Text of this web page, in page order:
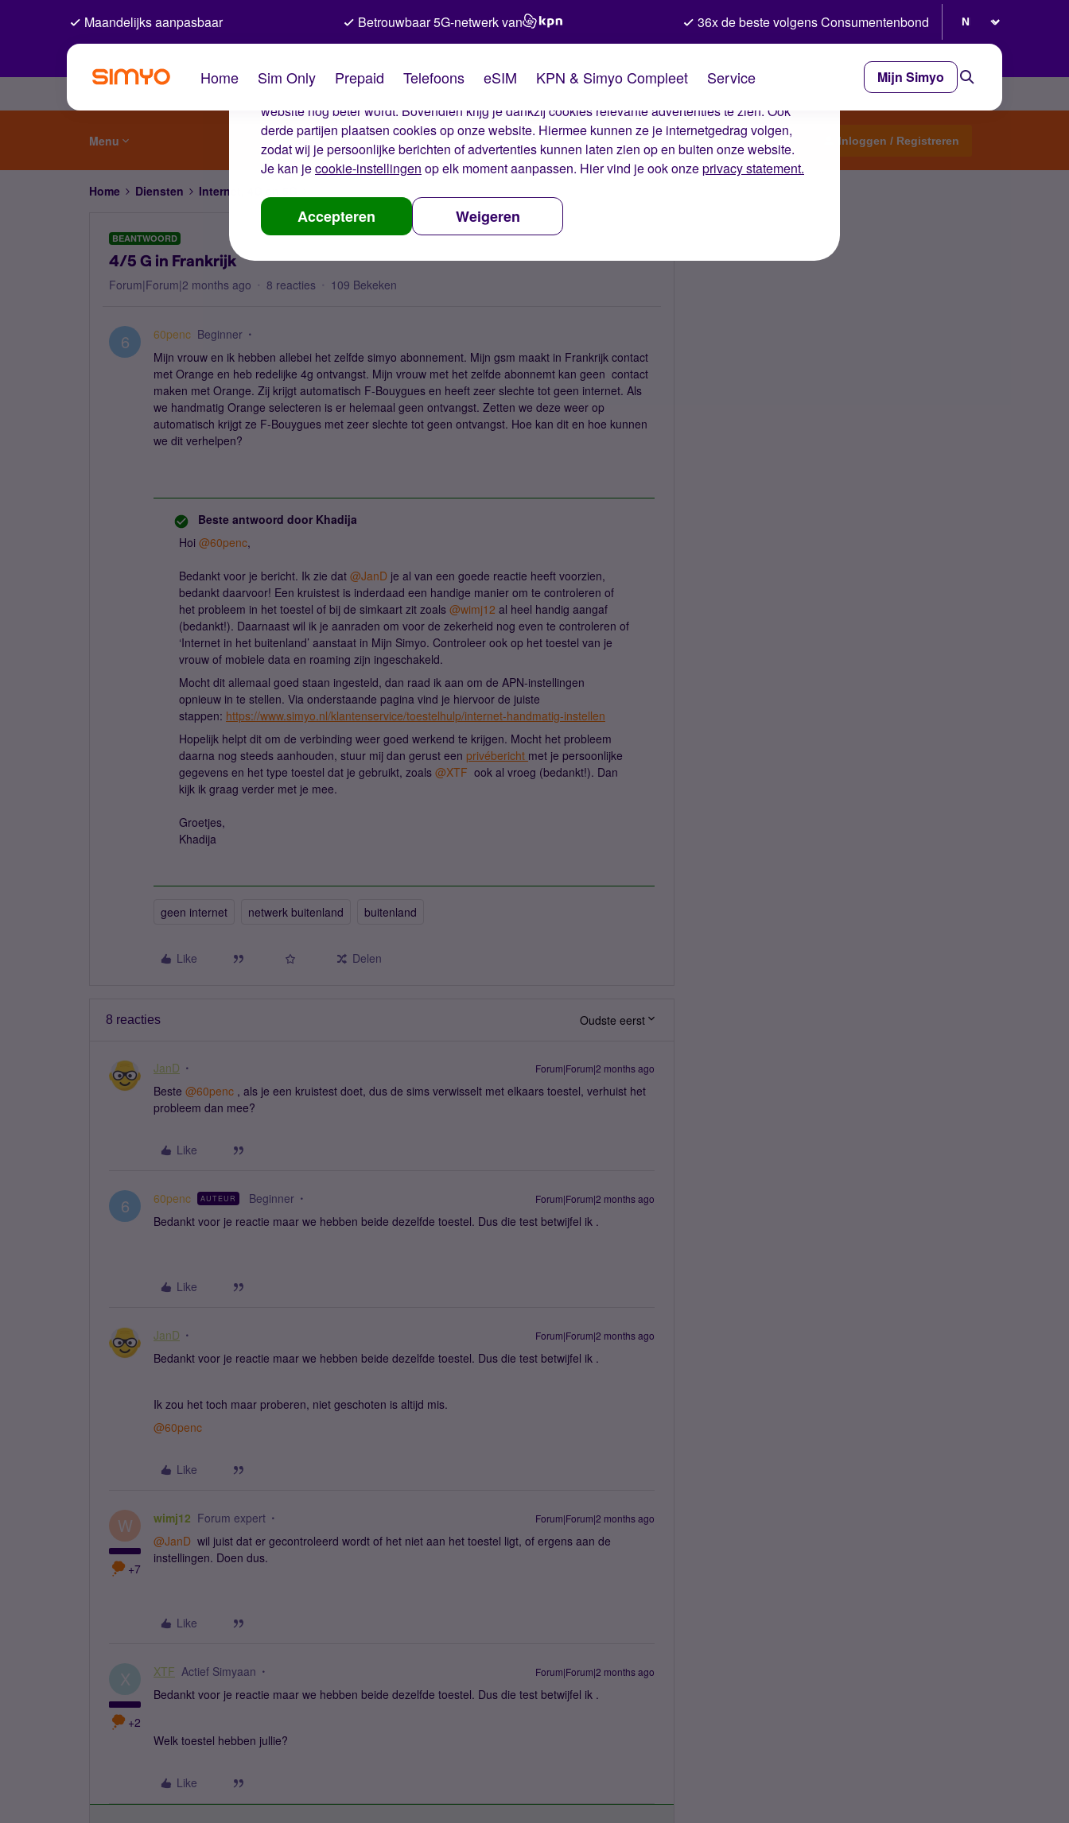
De cookies van Simyo
Wij gebruiken cookies op onze website. Met deze cookies zorgen wij ervoor dat je ervaring op de
website nog beter wordt. Bovendien krijg je dankzij cookies relevante advertenties te zien. Ook
derde partijen plaatsen cookies op onze website. Hiermee kunnen ze je internetgedrag volgen,
zodat wij je persoonlijke berichten of advertenties kunnen laten zien op en buiten onze website.
Je kan jecookie-instellingen op elk moment aanpassen. Hier vind je ook onzeprivacy statement.
Accepteren Weigeren
Maandelijks aanpasbaar Betrouwbaar 5G-netwerk van 36x de beste volgens Consumentenbond
Home Sim Only Prepaid Telefoons eSIM KPN & Simyo Compleet Service Mijn Simyo
Menu Start een topic Inloggen / Registreren
Home Diensten Internet, 4G en 5G
BEANTWOORD
4/5 G in Frankrijk
Forum|Forum|2 months ago 8 reacties 109 Bekeken
6 60penc Beginner
Mijn vrouw en ik hebben allebei het zelfde simyo abonnement. Mijn gsm maakt in Frankrijk contact
met Orange en heb redelijke 4g ontvangst. Mijn vrouw met het zelfde abonnemt kan geen contact
maken met Orange. Zij krijgt automatisch F-Bouygues en heeft zeer slechte tot geen internet. Als
we handmatig Orange selecteren is er helemaal geen ontvangst. Zetten we deze weer op
automatisch krijgt ze F-Bouygues met zeer slechte tot geen ontvangst. Hoe kan dit en hoe kunnen
we dit verhelpen?
Beste antwoord door Khadija
Hoi ​ @60penc,
Bedankt voor je bericht. Ik zie dat ​ @JanD je al van een goede reactie heeft voorzien,
bedankt daarvoor! Een kruistest is inderdaad een handige manier om te controleren of
het probleem in het toestel of bij de simkaart zit zoals ​ @wimj12 al heel handig aangaf
(bedankt!). Daarnaast wil ik je aanraden om voor de zekerheid nog even te controleren of
‘Internet in het buitenland’ aanstaat in Mijn Simyo. Controleer ook op het toestel van je
vrouw of mobiele data en roaming zijn ingeschakeld.
Mocht dit allemaal goed staan ingesteld, dan raad ik aan om de APN-instellingen
opnieuw in te stellen. Via onderstaande pagina vind je hiervoor de juiste
stappen: https://www.simyo.nl/klantenservice/toestelhulp/internet-handmatig-instellen
Hopelijk helpt dit om de verbinding weer goed werkend te krijgen. Mocht het probleem
daarna nog steeds aanhouden, stuur mij dan gerust een privébericht met je persoonlijke
gegevens en het type toestel dat je gebruikt, zoals ​ @XTF ook al vroeg (bedankt!). Dan
kijk ik graag verder met je mee.
Groetjes,
Khadija
geen internet netwerk buitenland buitenland
Like Delen
8 reacties Oudste eerst
JanD Forum|Forum|2 months ago
Beste ​ @60penc , als je een kruistest doet, dus de sims verwisselt met elkaars toestel, verhuist het
probleem dan mee?
Like
6 60penc AUTEUR Beginner Forum|Forum|2 months ago
Bedankt voor je reactie maar we hebben beide dezelfde toestel. Dus die test betwijfel ik .
Like
JanD Forum|Forum|2 months ago
Bedankt voor je reactie maar we hebben beide dezelfde toestel. Dus die test betwijfel ik .
Ik zou het toch maar proberen, niet geschoten is altijd mis.
@60penc
Like
W
+7
wimj12 Forum expert Forum|Forum|2 months ago
@JanD wil juist dat er gecontroleerd wordt of het niet aan het toestel ligt, of ergens aan de
instellingen. Doen dus.
Like
X
+2
XTF Actief Simyaan Forum|Forum|2 months ago
Bedankt voor je reactie maar we hebben beide dezelfde toestel. Dus die test betwijfel ik .
Welk toestel hebben jullie?
Like